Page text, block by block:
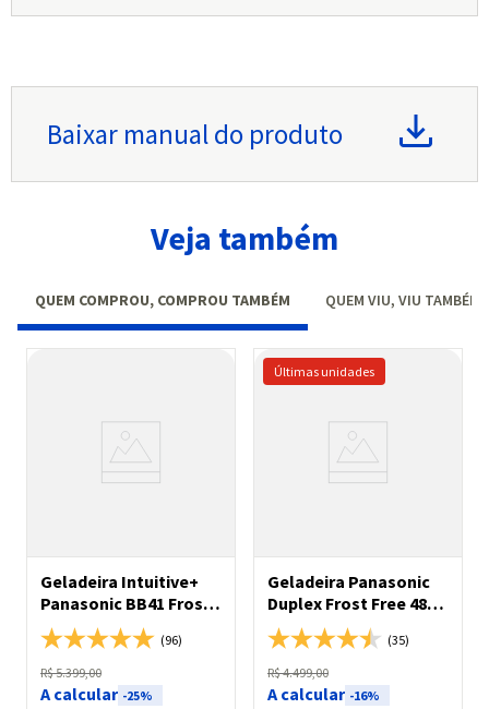
Baixar manual do produto
Veja também
QUEM COMPROU, COMPROU TAMBÉM QUEM VIU, VIU TAMBÉM
Geladeira Intuitive+
Panasonic BB41 Frost
Free Inverter 407L
Black Glass - NR-
BB41GV2B
(96)
R$5.399,00
A calcular -25%
Geladeira Panasonic
Duplex Frost Free 483L
A+++ Aço Escovado -
NR-BT71PV4X
(35)
R$4.499,00
A calcular -16%